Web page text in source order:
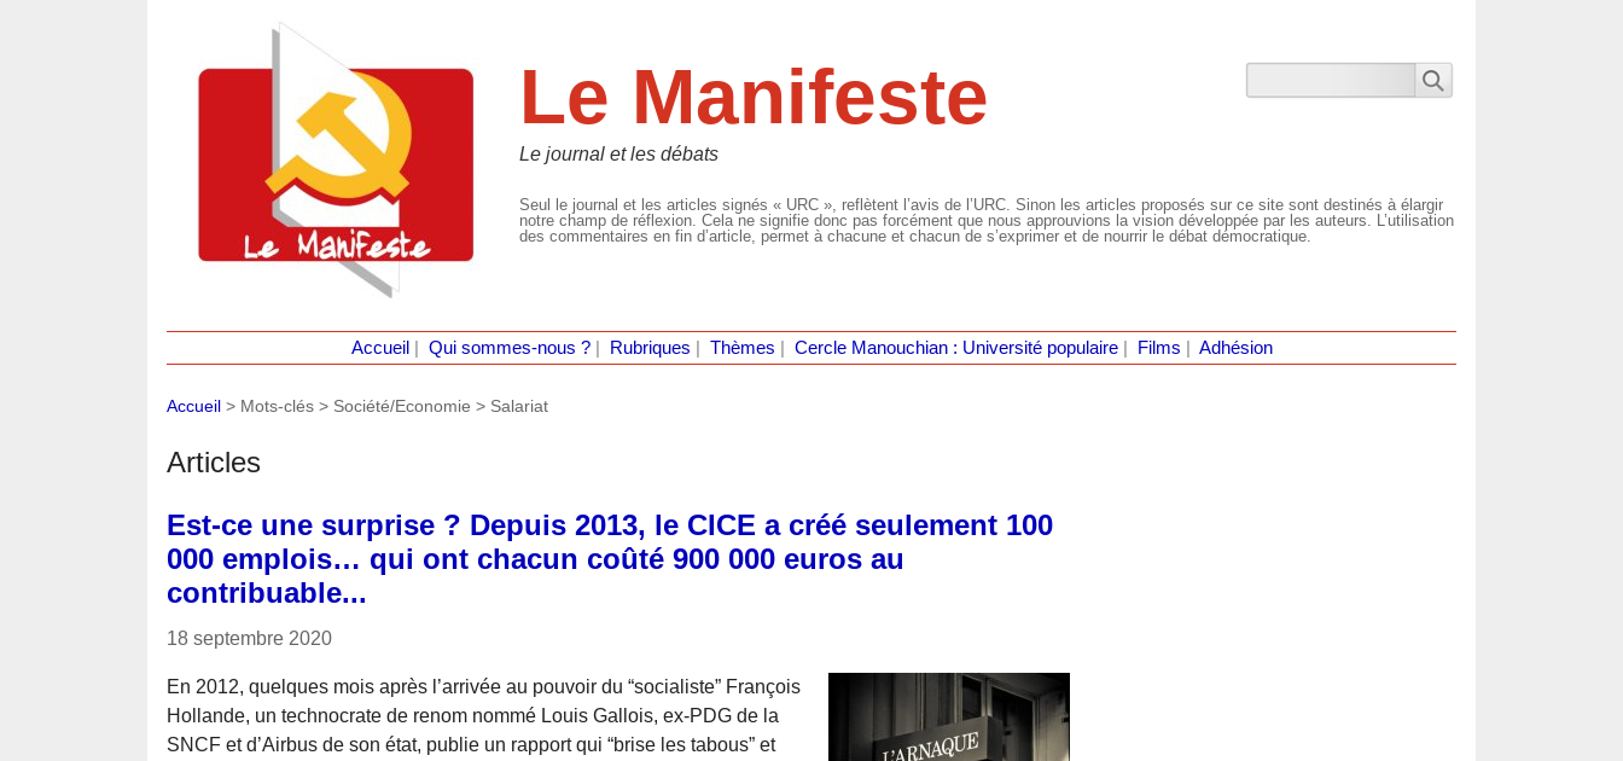
Le Manifeste
Le journal et les débats
Seul le journal et les articles signés « URC », reflètent l’avis de l’URC. Sinon les articles proposés sur ce site sont destinés à élargir
notre champ de réflexion. Cela ne signifie donc pas forcément que nous approuvions la vision développée par les auteurs. L’utilisation
des commentaires en fin d’article, permet à chacune et chacun de s’exprimer et de nourrir le débat démocratique.
Accueil Qui sommes-nous ?| Rubriques Thèmes Cercle Manouchian : Université populaire| Films Adhésion
Accueil > Mots-clés > Société/Economie > Salariat
Articles
Est-ce une surprise ? Depuis 2013, le CICE a créé seulement 100
000 emplois… qui ont chacun coûté 900 000 euros au
contribuable...
18 septembre 2020
En 2012, quelques mois après l’arrivée au pouvoir du “socialiste” François
Hollande, un technocrate de renom nommé Louis Gallois, ex-PDG de la
SNCF et d’Airbus de son état, publie un rapport qui “brise les tabous” et